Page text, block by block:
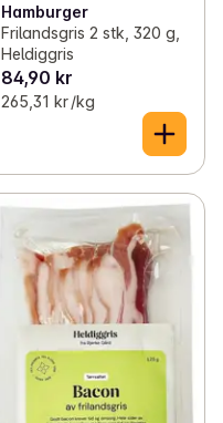
Hamburger
Frilandsgris 2 stk, 320 g,
Heldiggris
84,90 kr
265,31 kr /kg